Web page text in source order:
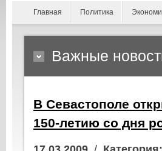
Главная Политика
Важные
В Севастополе
150-летию со дня